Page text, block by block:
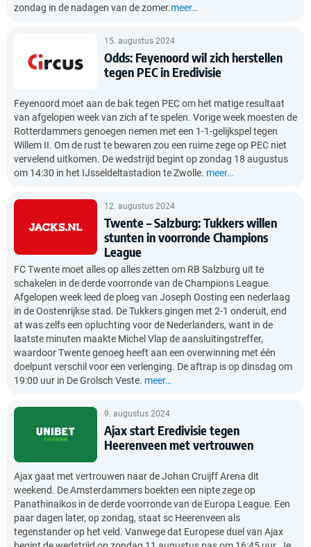
zondag in de nadagen van de zomer.meer…
15. augustus 2024
Odds: Feyenoord wil zich herstellen
tegen PEC in Eredivisie
Feyenoord moet aan de bak tegen PEC om het matige resultaat
van afgelopen week van zich af te spelen. Vorige week moesten de
Rotterdammers genoegen nemen met een 1-1-gelijkspel tegen
Willem II. Om de rust te bewaren zou een ruime zege op PEC niet
vervelend uitkomen. De wedstrijd begint op zondag 18 augustus
om 14:30 in het IJsseldeltastadion te Zwolle. meer…
12. augustus 2024
Twente – Salzburg: Tukkers willen
stunten in voorronde Champions
League
FC Twente moet alles op alles zetten om RB Salzburg uit te
schakelen in de derde voorronde van de Champions League.
Afgelopen week leed de ploeg van Joseph Oosting een nederlaag
in de Oostenrijkse stad. De Tukkers gingen met 2-1 onderuit, end
at was zelfs een opluchting voor de Nederlanders, want in de
laatste minuten maakte Michel Vlap de aansluitingstreffer,
waardoor Twente genoeg heeft aan een overwinning met één
doelpunt verschil voor een verlenging. De aftrap is op dinsdag om
19:00 uur in De Grolsch Veste. meer…
9. augustus 2024
Ajax start Eredivisie tegen
Heerenveen met vertrouwen
Ajax gaat met vertrouwen naar de Johan Cruijff Arena dit
weekend. De Amsterdammers boekten een nipte zege op
Panathinaikos in de derde voorronde van de Europa League. Een
paar dagen later, op zondag, staat sc Heerenveen als
tegenstander op het veld. Vanwege dat Europese duel van Ajax